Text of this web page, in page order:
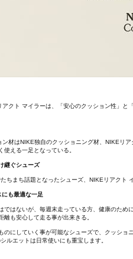
クト マイラーは、「安心のクッション性」
材はNIKE独自のクッショニング材、NIKEリ
える一足となっている。
継ぐシューズ
ちまち話題となったシューズ、NIKEリアク
も最適な一足
ではないが、毎週末走っている方、健康のた
も安心して走る事が出来きる。
のにしていく事が可能なシューズで、クッシ
ルエットは日常使いにも重宝します。